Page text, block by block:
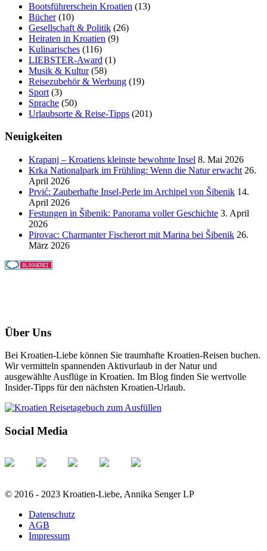
Bootsführerschein Kroatien (13)
Bücher(10)
Gesellschaft & Politik (26)
Heiraten in Kroatien (9)
Kulinarisches (116)
LIEBSTER-Award (1)
Musik & Kultur(58)
Reisezubehör & Werbung (19)
Sport (3)
Sprache (50)
Urlaubsorte & Reise-Tipps (201)
Neuigkeiten
Krapanj – Kroatiens kleinste bewohnte Insel 8. Mai 2026
Krka Nationalpark im Frühling: Wenn die Natur erwacht 26.
April 2026
Prvić: Zauberhafte Insel-Perle im Archipel von Šibenik 14.
April 2026
Festungen in Šibenik: Panorama voller Geschichte 3. April
2026
Pirovac: Charmanter Fischerort mit Marina bei Šibenik 26.
März 2026
Über Uns
Bei Kroatien-Liebe können Sie traumhafte Kroatien-Reisen buchen.
Wir vermitteln spannenden Aktivurlaub in der Natur und
ausgewählte Ausflüge in Kroatien. Im Blog finden Sie wertvolle
Insider-Tipps für den nächsten Kroatien-Urlaub.
Social Media
© 2016 - 2023 Kroatien-Liebe, Annika Senger LP
Datenschutz
AGB
Impressum